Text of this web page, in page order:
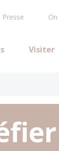
Presse
Visiter